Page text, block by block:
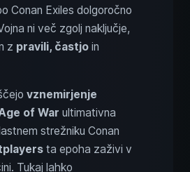
Conan Exiles dolgoročno
ni več zgolj naključje,
z pravili, častjo in
vznemirjenje
of War ultimativna
strežniku Conan
ta epoha zaživi v
Tukaj lahko